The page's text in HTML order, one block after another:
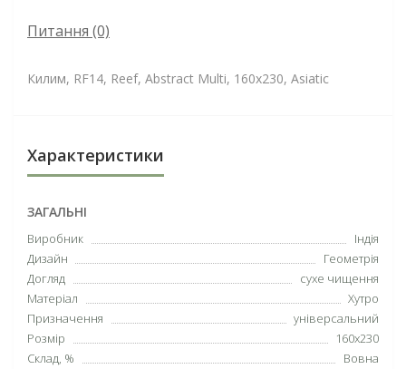
Питання (0)
Килим, RF14, Reef, Abstract Multi, 160x230, Asiatic
Характеристики
ЗАГАЛЬНІ
Виробник
Індія
Дизайн
Геометрія
Догляд
сухе чищення
Матеріал
Хутро
Призначення
універсальний
Розмір
160x230
Склад, %
Вовна